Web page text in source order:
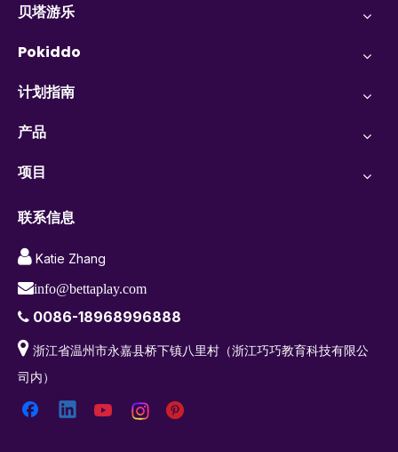
贝塔游乐
Pokiddo
计划指南
产品
项目
联系信息
 Katie Zhang
info@bettaplay.com
 0086-18968996888
 浙江省温州市永嘉县桥下镇八里村（浙江巧巧教育科技有限公
司内）